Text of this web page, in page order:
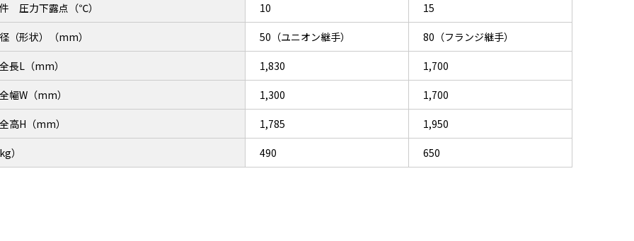
圧力下露点（℃） 10 15
（形状）（mm） 50（ユニオン継手） 80（フランジ継手）
長L（mm） 1,830 1,700
幅W（mm） 1,300 1,700
高H（mm） 1,785 1,950
） 490 650